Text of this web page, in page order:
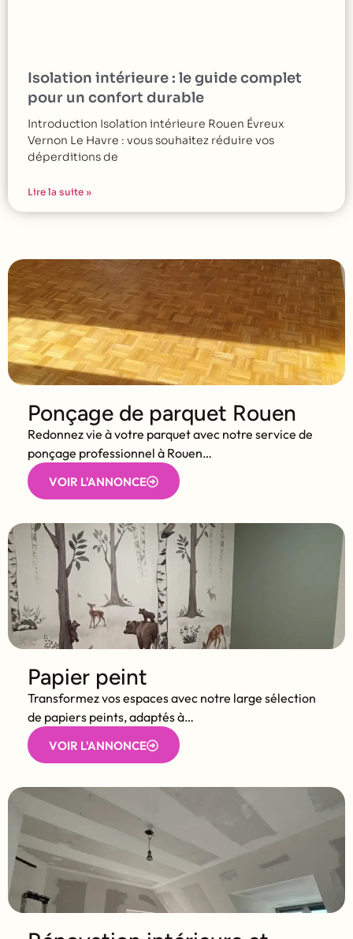
Isolation intérieure : le guide complet
pour un confort durable
Introduction Isolation intérieure Rouen Évreux
Vernon Le Havre : vous souhaitez réduire vos
déperditions de
Lire la suite »
Ponçage de parquet Rouen
Redonnez vie à votre parquet avec notre service de
ponçage professionnel à Rouen…
VOIR L'ANNONCE
Papier peint
Transformez vos espaces avec notre large sélection
de papiers peints, adaptés à…
VOIR L'ANNONCE